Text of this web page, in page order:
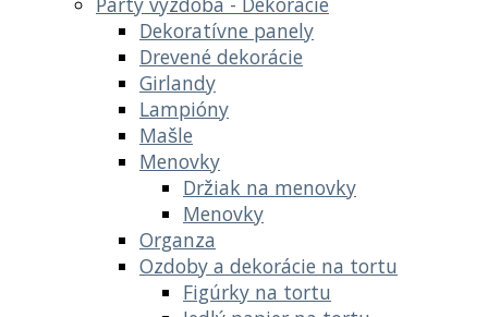
Dekoratívne panely
Drevené dekorácie
Girlandy
Lampióny
Mašle
Menovky
Držiak na menovky
Menovky
Organza
Ozdoby a dekorácie na tortu
Figúrky na tortu